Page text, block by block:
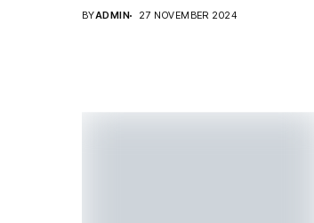
BYADMIN 27 NOVEMBER 2024